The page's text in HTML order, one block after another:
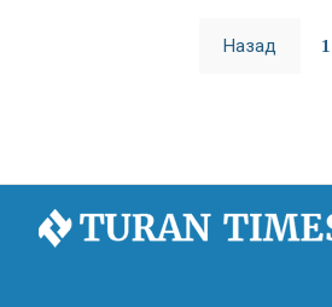
Назад 1